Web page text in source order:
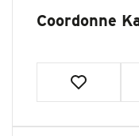
Coordonne